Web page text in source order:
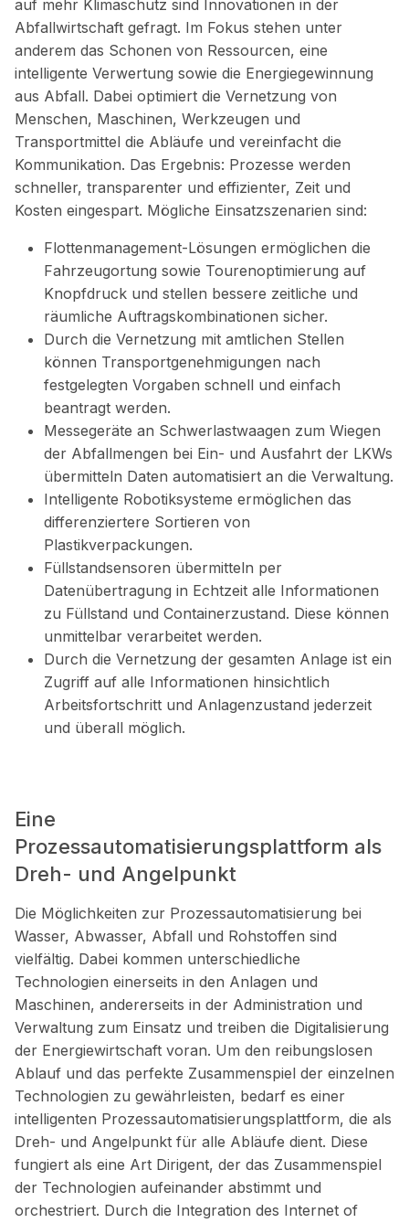
auf mehr Klimaschutz sind Innovationen in der
Abfallwirtschaft gefragt. Im Fokus stehen unter
anderem das Schonen von Ressourcen, eine
intelligente Verwertung sowie die Energiegewinnung
aus Abfall. Dabei optimiert die Vernetzung von
Menschen, Maschinen, Werkzeugen und
Transportmittel die Abläufe und vereinfacht die
Kommunikation. Das Ergebnis: Prozesse werden
schneller, transparenter und effizienter, Zeit und
Kosten eingespart. Mögliche Einsatzszenarien sind:
Flottenmanagement-Lösungen ermöglichen die
Fahrzeugortung sowie Tourenoptimierung auf
Knopfdruck und stellen bessere zeitliche und
räumliche Auftragskombinationen sicher.
Durch die Vernetzung mit amtlichen Stellen
können Transportgenehmigungen nach
festgelegten Vorgaben schnell und einfach
beantragt werden.
Messegeräte an Schwerlastwaagen zum Wiegen
der Abfallmengen bei Ein- und Ausfahrt der LKWs
übermitteln Daten automatisiert an die Verwaltung.
Intelligente Robotiksysteme ermöglichen das
differenziertere Sortieren von
Plastikverpackungen.
Füllstandsensoren übermitteln per
Datenübertragung in Echtzeit alle Informationen
zu Füllstand und Containerzustand. Diese können
unmittelbar verarbeitet werden.
Durch die Vernetzung der gesamten Anlage ist ein
Zugriff auf alle Informationen hinsichtlich
Arbeitsfortschritt und Anlagenzustand jederzeit
und überall möglich.
Eine
Prozessautomatisierungsplattform als
Dreh- und Angelpunkt
Die Möglichkeiten zur Prozessautomatisierung bei
Wasser, Abwasser, Abfall und Rohstoffen sind
vielfältig. Dabei kommen unterschiedliche
Technologien einerseits in den Anlagen und
Maschinen, andererseits in der Administration und
Verwaltung zum Einsatz und treiben die Digitalisierung
der Energiewirtschaft voran. Um den reibungslosen
Ablauf und das perfekte Zusammenspiel der einzelnen
Technologien zu gewährleisten, bedarf es einer
intelligenten Prozessautomatisierungsplattform, die als
Dreh- und Angelpunkt für alle Abläufe dient. Diese
fungiert als eine Art Dirigent, der das Zusammenspiel
der Technologien aufeinander abstimmt und
orchestriert. Durch die Integration des Internet of